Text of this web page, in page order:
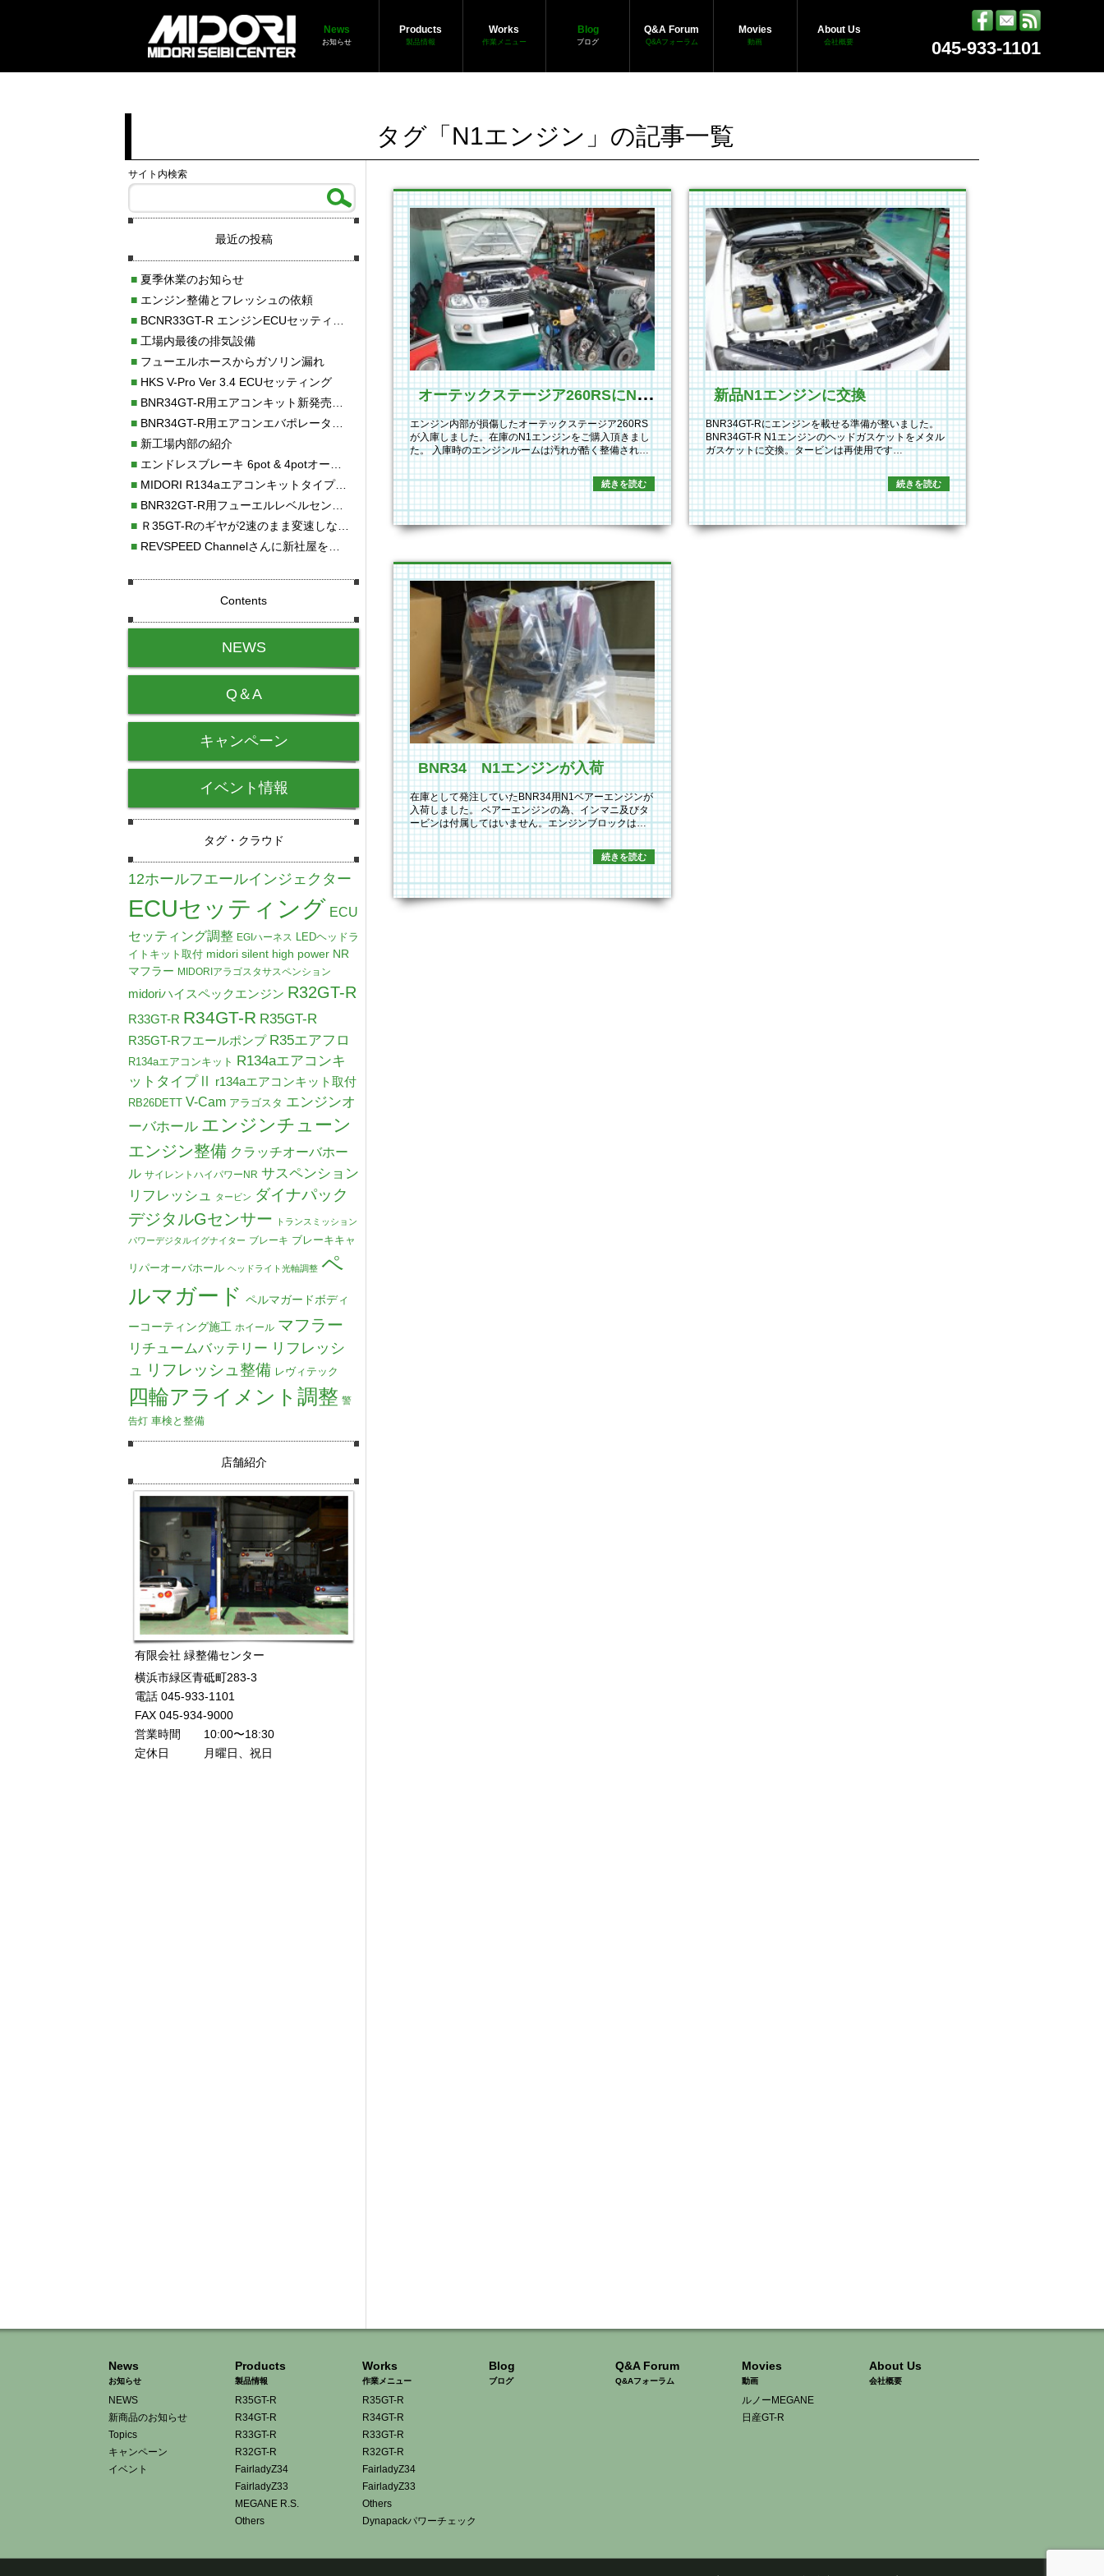
News
お知らせ
Products
製品情報
Works
作業メニュー
Blog
ブログ
Q&A Forum
Q&Aフォーラム
Movies
動画
About Us
会社概要 045-933-1101
タグ「N1エンジン」の記事一覧
オ
ーテックステージア260RSにN1エンジン搭載
エンジン内部が損傷したオーテックステージア260RS
が入庫しました。在庫のN1エンジンをご購入頂きまし
た。 入庫時のエンジンルームは汚れが酷く整備され…
続きを読む
新品N1エンジンに交換
BNR34GT-Rにエンジンを載せる準備が整いました。
BNR34GT-R N1エンジンのヘッドガスケットをメタル
ガスケットに交換。タービンは再使用です…
続きを読む
BNR34 N1エンジンが入荷
在庫として発注していたBNR34用N1ベアーエンジンが
入荷しました。 ベアーエンジンの為、インマニ及びタ
ービンは付属してはいません。エンジンブロックは…
続きを読む
サイト内検索
最近の投稿
■夏季休業のお知らせ
■エンジン整備とフレッシュの依頼
■BCNR33GT-R エンジンECUセッティング調整
■工場内最後の排気設備
■フューエルホースからガソリン漏れ
■HKS V-Pro Ver 3.4 ECUセッティング
■BNR34GT-R用エアコンキット新発売！！
■BNR34GT-R用エアコンエバポレーターを新発売！！
■新工場内部の紹介
■エンドレスブレーキ 6pot & 4potオーバーホール
■MIDORI R134aエアコンキットタイプⅡ取り付け
■BNR32GT-R用フューエルレベルセンサー新発売！！
■Ｒ35GT-Rのギヤが2速のまま変速しない！！
■REVSPEED Channelさんに新社屋を紹介していただきました!!
Contents
NEWS
Q＆A
キャンペーン
イベント情報
タグ・クラウド
12ホールフエールインジェクター
ECUセッティング ECU
セッティング調整 EGIハーネス LEDヘッドラ
イトキット取付 midori silent high power NR
マフラー MIDORIアラゴスタサスペンション
midoriハイスペックエンジン R32GT-R
R33GT-R R34GT-R R35GT-R
R35GT-Rフエールポンプ R35エアフロ
R134aエアコンキット R134aエアコンキ
ットタイプⅡ
r134aエアコンキット取付
RB26DETT V-Cam アラゴスタ エンジンオ
ーバホール エンジンチューン
エンジン整備 クラッチオーバホー
ル サイレントハイパワーNR サスペンション
リフレッシュ
タービン ダイナパック
デジタルGセンサー
トランスミッション
パワーデジタルイグナイター ブレーキ ブレーキキャ
リパーオーバホール ヘッドライト光軸調整 ペ
ルマガード ペルマガードボディ
ーコーティング施工 ホイール マフラー
リチュームバッテリー リフレッシ
ュ
リフレッシュ整備 レヴィテック
四輪アライメント調整 警
告灯 車検と整備
店舗紹介
有限会社 緑整備センター
横浜市緑区青砥町283-3
電話 045-933-1101
FAX 045-934-9000
営業時間 10:00〜18:30
定休日 月曜日、祝日
News
お知らせ
NEWS
新商品のお知らせ
Topics
キャンペーン
イベント
Products
製品情報
R35GT-R
R34GT-R
R33GT-R
R32GT-R
FairladyZ34
FairladyZ33
MEGANE R.S.
Others
Works
作業メニュー
R35GT-R
R34GT-R
R33GT-R
R32GT-R
FairladyZ34
FairladyZ33
Others
Dynapackパワーチェック
Blog
ブログ
Q&A Forum
Q&Aフォーラム
Movies
動画
ルノーMEGANE
日産GT-R
About Us
会社概要